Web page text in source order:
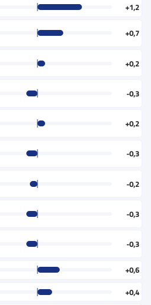
+1,2
+0,7
+0,2
-0,3
+0,2
-0,3
-0,2
-0,3
-0,3
+0,6
+0,4